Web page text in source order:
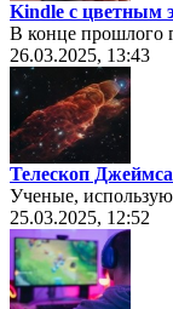
Kindle с цветным
В конце прошлого
26.03.2025, 13:43
Телескоп
Ученые,
25.03.2025, 12:52